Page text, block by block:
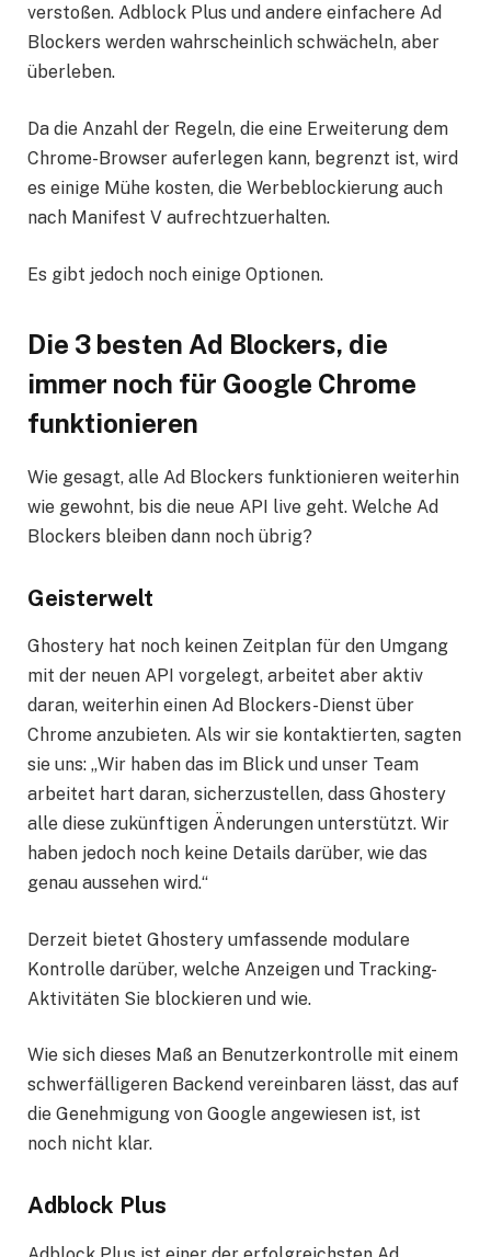
verstoßen. Adblock Plus und andere einfachere Ad
Blockers werden wahrscheinlich schwächeln, aber
überleben.
Da die Anzahl der Regeln, die eine Erweiterung dem
Chrome-Browser auferlegen kann, begrenzt ist, wird
es einige Mühe kosten, die Werbeblockierung auch
nach Manifest V aufrechtzuerhalten.
Es gibt jedoch noch einige Optionen.
Die 3 besten Ad Blockers, die
immer noch für Google Chrome
funktionieren
Wie gesagt, alle Ad Blockers funktionieren weiterhin
wie gewohnt, bis die neue API live geht. Welche Ad
Blockers bleiben dann noch übrig?
Geisterwelt
Ghostery hat noch keinen Zeitplan für den Umgang
mit der neuen API vorgelegt, arbeitet aber aktiv
daran, weiterhin einen Ad Blockers-Dienst über
Chrome anzubieten. Als wir sie kontaktierten, sagten
sie uns: „Wir haben das im Blick und unser Team
arbeitet hart daran, sicherzustellen, dass Ghostery
alle diese zukünftigen Änderungen unterstützt. Wir
haben jedoch noch keine Details darüber, wie das
genau aussehen wird.“
Derzeit bietet Ghostery umfassende modulare
Kontrolle darüber, welche Anzeigen und Tracking-
Aktivitäten Sie blockieren und wie.
Wie sich dieses Maß an Benutzerkontrolle mit einem
schwerfälligeren Backend vereinbaren lässt, das auf
die Genehmigung von Google angewiesen ist, ist
noch nicht klar.
Adblock Plus